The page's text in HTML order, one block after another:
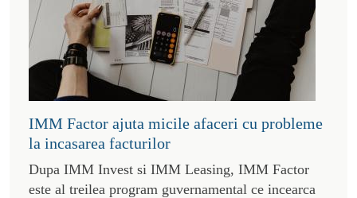
IMM Factor ajuta micile afaceri cu probleme
la incasarea facturilor
Dupa IMM Invest si IMM Leasing, IMM Factor
este al treilea program guvernamental ce incearca